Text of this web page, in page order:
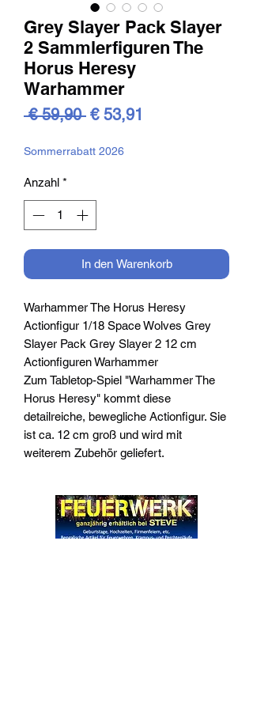
Grey Slayer Pack Slayer
2 Sammlerfiguren The
Horus Heresy
Warhammer
€ 59,90 Standardpreis
€ 53,91
Sommerrabatt 2026
Anzahl *
In den Warenkorb
Warhammer The Horus Heresy
Actionfigur 1/18 Space Wolves Grey
Slayer Pack Grey Slayer 2 12 cm
Actionfiguren Warhammer
Zum Tabletop-Spiel "Warhammer The
Horus Heresy" kommt diese
detailreiche, bewegliche Actionfigur. Sie
ist ca. 12 cm groß und wird mit
weiterem Zubehör geliefert.